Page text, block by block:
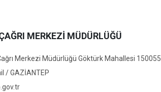
MERKEZİ MÜDÜRLÜĞÜ
Merkezi Müdürlüğü Göktürk Mahallesi 150055
/ GAZİANTEP